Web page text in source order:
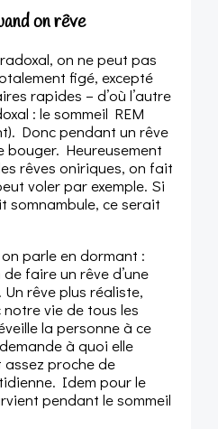
on rêve
on ne peut pas
figé, excepté
rapides – d’où l’autre
: le sommeil REM
Donc pendant un rêve
bouger. Heureusement
rêves oniriques, on fait
voler par exemple. Si
somnambule, ce serait
parle en dormant :
faire un rêve d’une
rêve plus réaliste,
vie de tous les
la personne à ce
à quoi elle
proche de
Idem pour le
pendant le sommeil